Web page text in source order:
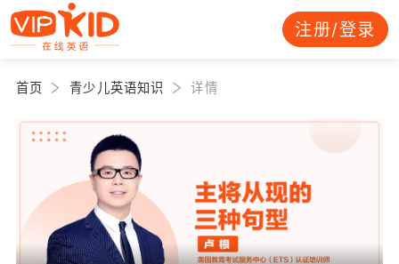
注册/登录
首页 青少儿英语知识 详情